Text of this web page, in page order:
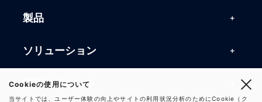
製品
製品一覧
RFIDリーダー
RFIDチップ・モジュール
ソリューション
RFIDソリューション
技術・サポート
Cookieの使用について
当サイトでは、ユーザー体験の向上やサイトの利用状況分析のためにCookie（ク